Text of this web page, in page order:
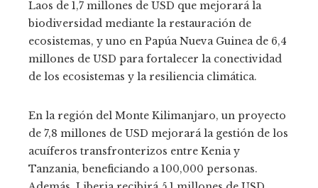
Laos de 1,7 millones de USD que mejorará la
biodiversidad mediante la restauración de
ecosistemas, y uno en Papúa Nueva Guinea de 6,4
millones de USD para fortalecer la conectividad
de los ecosistemas y la resiliencia climática.
En la región del Monte Kilimanjaro, un proyecto
de 7,8 millones de USD mejorará la gestión de los
acuíferos transfronterizos entre Kenia y
Tanzania, beneficiando a 100,000 personas.